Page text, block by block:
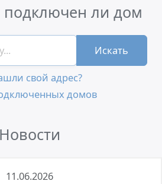
подключен ли дом
Искать
свой адрес?
домов
Новости
11.06.2026